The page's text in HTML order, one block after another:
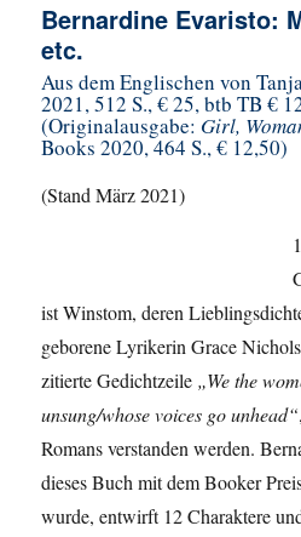
Bernardine Evaristo:
etc.
Aus dem Englischen von
2021, 512 S., € 25, btb TB €
(Originalausgabe: Girl,
Books 2020,464 S., € 12,50)
(Stand März 2021)
ist Winstom, deren
geborene Lyrikerin Grace
zitierte Gedichtzeile „We the
unsung/whose voices go unhead“
Romans verstanden werden.
dieses Buch mit dem Booker
wurde, entwirft 12 Charaktere